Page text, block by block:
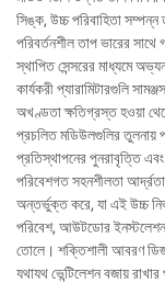
সিঙ্ক, উচ্চ পরিবাহিতা সম্পন্ন
পরিবর্তনশীল তাপ ভারের
স্থাপিত সেন্সরের মাধ্যমে
কার্যকরী প্যারামিটারগুলি
অখণ্ডতা ক্ষতিগ্রস্ত হওয়া
প্রচলিত মডিউলগুলির তুলনায়
প্রতিস্থাপনের পুনরাবৃত্তি
পরিবেশগত সহনশীলতা
অন্তর্ভুক্ত করে, যা এই উচ্চ
পরিবেশ, আউটডোর
তোলে। শক্তিশালী আবরণ
যথাযথ ভেন্টিলেশন বজায়